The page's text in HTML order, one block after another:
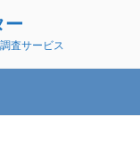
ー
査サービス